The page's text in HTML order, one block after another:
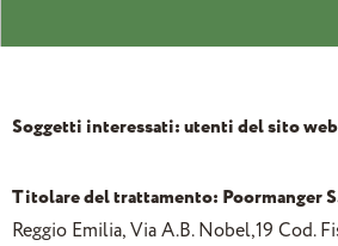
Soggetti interessati:utenti del sito
Titolare del trattamento: Poormanger
Reggio Emilia, Via A.B. Nobel,19 Cod.